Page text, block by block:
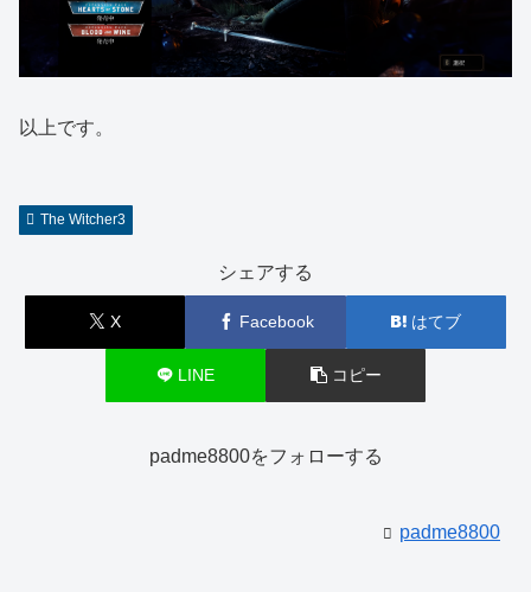
以上です。
The Witcher3
シェアする
X Facebook はてブ
LINE コピー
padme8800をフォローする
padme8800